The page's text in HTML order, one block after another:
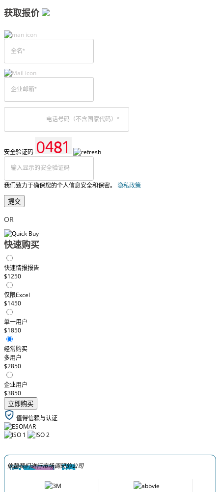
获取报价
安全验证码
我们致力于确保您的个人信息安全和保密。 隐私政策
提交
OR
快速购买
快速情报报告
$1250
仅限Excel
$1450
单一用户
$1850
经常购买
多用户
$2850
企业用户
$3850
立即购买
值得信赖与认证
依赖我们进行市场调研的公司